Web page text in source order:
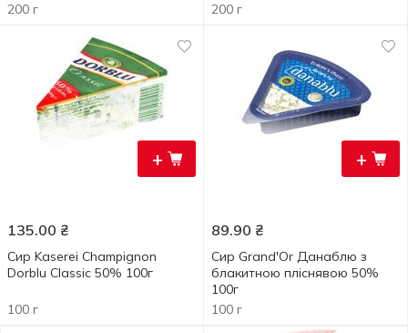
200 г 200 г
+
135.00 ₴
Сир Kaserei Champignon
Dorblu Classic 50% 100г
100 г
+
89.90 ₴
Сир Grand'Or Данаблю з
блакитною пліснявою 50%
100г
100 г